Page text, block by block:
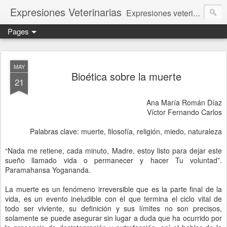
Expresiones Veterinarias Expresiones veterinarias es una publicación en linea de la biblioteca de la Facultad de Veterinaria y Zootecnia de la UNAM
Pages
MAY
21 Bioética sobre la muerte
Ana María Román Díaz
Víctor Fernando Carlos
Palabras clave: muerte, filosofía, religión, miedo, naturaleza
“Nada me retiene, cada minuto, Madre, estoy listo para dejar este
sueño llamado vida o permanecer y hacer Tu voluntad”.
Paramahansa Yogananda.
La muerte es un fenómeno irreversible que es la parte final de la
vida, es un evento ineludible con el que termina el ciclo vital de
todo ser viviente, su definición y sus límites no son precisos,
solamente se puede asegurar sin lugar a duda que ha ocurrido por